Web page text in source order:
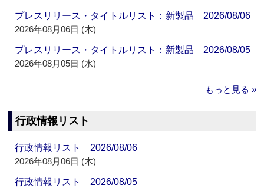
プレスリリース・タイトルリスト：新製品 2026/08/06
2026年08月06日 (木)
プレスリリース・タイトルリスト：新製品 2026/08/05
2026年08月05日 (水)
もっと見る »
行政情報リスト
行政情報リスト 2026/08/06
2026年08月06日 (木)
行政情報リスト 2026/08/05